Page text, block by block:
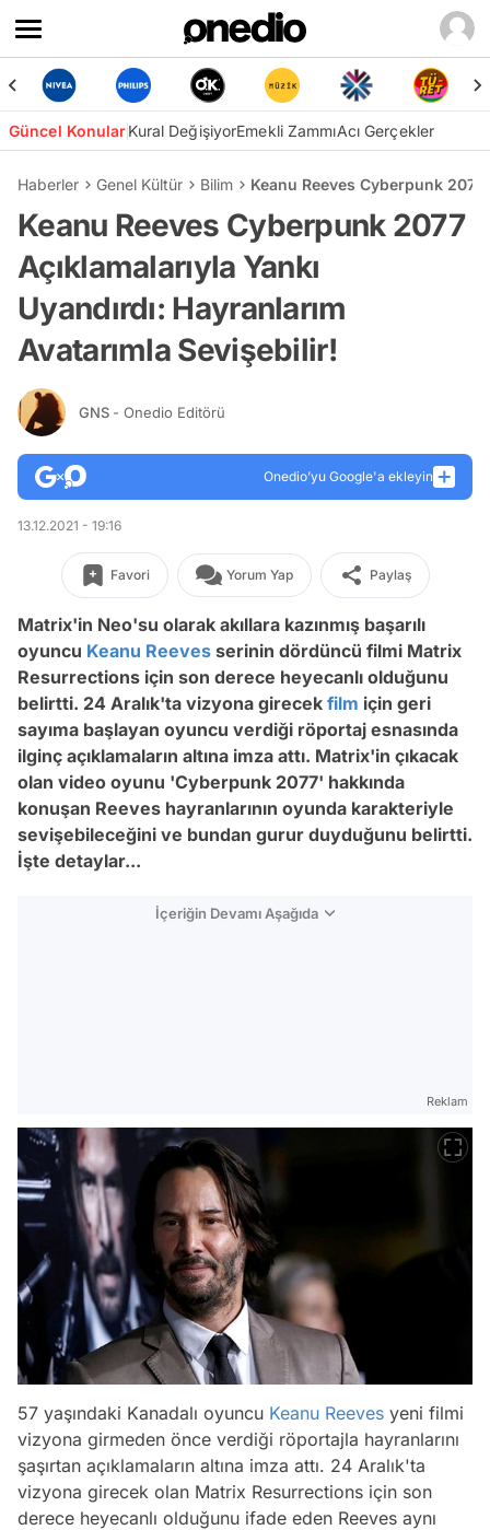
Güncel KonularKural DeğişiyorEmekli ZammıAcı Gerçekler
Haberler Genel Kültür Bilim Keanu Reeves Cyberpunk 2077
Keanu Reeves Cyberpunk 2077
Açıklamalarıyla Yankı
Uyandırdı: Hayranlarım
Avatarımla Sevişebilir!
GNS - Onedio Editörü
Onedio’yu Google'a ekleyin
13.12.2021 - 19:16
Favori Yorum Yap Paylaş
Matrix'in Neo'su olarak akıllara kazınmış başarılı
oyuncu Keanu Reeves serinin dördüncü filmi Matrix
Resurrections için son derece heyecanlı olduğunu
belirtti. 24 Aralık'ta vizyona girecek film için geri
sayıma başlayan oyuncu verdiği röportaj esnasında
ilginç açıklamaların altına imza attı. Matrix'in çıkacak
olan video oyunu 'Cyberpunk 2077' hakkında
konuşan Reeves hayranlarının oyunda karakteriyle
sevişebileceğini ve bundan gurur duyduğunu belirtti.
İşte detaylar...
İçeriğin Devamı Aşağıda
Reklam
57 yaşındaki Kanadalı oyuncu Keanu Reeves yeni filmi
vizyona girmeden önce verdiği röportajla hayranlarını
şaşırtan açıklamaların altına imza attı. 24 Aralık'ta
vizyona girecek olan Matrix Resurrections için son
derece heyecanlı olduğunu ifade eden Reeves aynı